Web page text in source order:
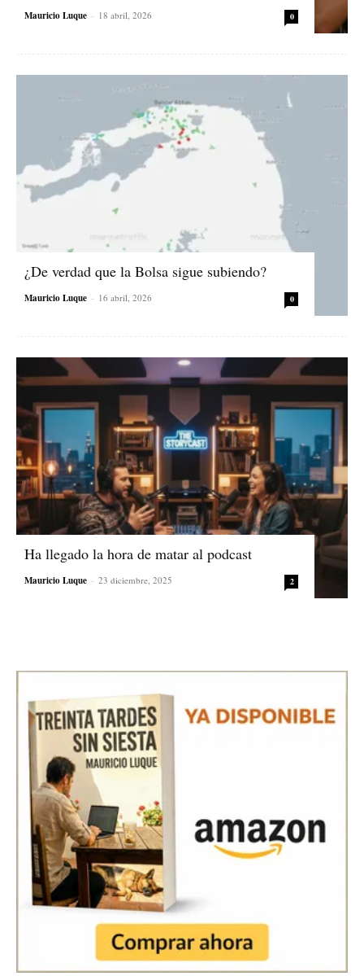
Mauricio Luque - 18 abril, 2026 0
¿De verdad que la Bolsa sigue subiendo?
Mauricio Luque - 16 abril, 2026 0
Ha llegado la hora de matar al podcast
Mauricio Luque - 23 diciembre, 2025 2